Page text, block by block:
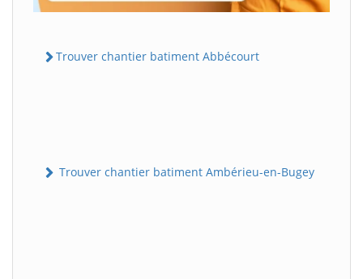
Trouver chantier batiment Abbécourt
Trouver chantier batiment Ambérieu-en-Bugey